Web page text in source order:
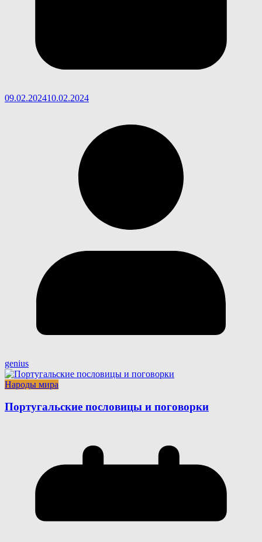
09.02.202410.02.2024
genius
Народы мира
Португальские пословицы и поговорки